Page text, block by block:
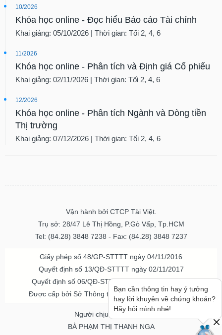
10/2026
Khóa học online - Đọc hiểu Báo cáo Tài chính
Khai giảng: 05/10/2026 | Thời gian: Tối 2, 4, 6
11/2026
Khóa học online - Phân tích và Định giá Cổ phiếu
Khai giảng: 02/11/2026 | Thời gian: Tối 2, 4, 6
12/2026
Khóa học online - Phân tích Ngành và Dòng tiền
Thị trường
Khai giảng: 07/12/2026 | Thời gian: Tối 2, 4, 6
Vận hành bởi CTCP Tài Việt.
Trụ sở: 28/47 Lê Thị Hồng, P.Gò Vấp, Tp.HCM
Tel: (84.28) 3848 7238 - Fax: (84.28) 3848 7237
Giấy phép số 48/GP-STTTT ngày 04/11/2016
Quyết định số 13/QĐ-STTTT ngày 02/11/2017
Quyết định số 06/QĐ-STTTT-ICP ngày 20/07/2023
Được cấp bởi Sở Thông tin và Truyền thông TPHCM
Người chịu trách nhiệm
BÀ PHẠM THỊ THANH NGA
Bạn cần thông tin hay ý tưởng
hay lời khuyên về chứng khoán?
Hãy hỏi mình nhé!